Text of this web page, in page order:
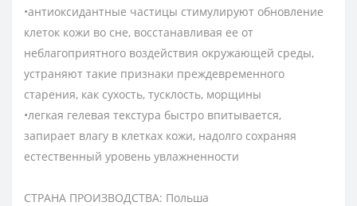
•антиоксидантные частицы стимулируют обновление
клеток кожи во сне, восстанавливая ее от
неблагоприятного воздействия окружающей среды,
устраняют такие признаки преждевременного
старения, как сухость, тусклость, морщины
•легкая гелевая текстура быстро впитывается,
запирает влагу в клетках кожи, надолго сохраняя
естественный уровень увлажненности
СТРАНА ПРОИЗВОДСТВА: Польша